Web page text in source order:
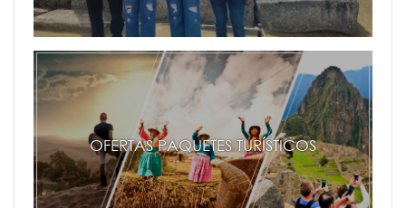
OFERTAS PAQUETES TURÍSTICOS